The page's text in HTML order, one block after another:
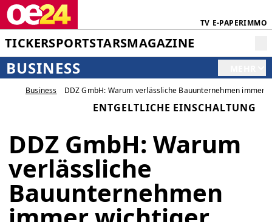
TV E-PAPERIMMO
TICKERSPORTSTARSMAGAZINE
BUSINESS
Business DDZ GmbH: Warum verlässliche Bauunternehmen immer
ENTGELTLICHE EINSCHALTUNG
DDZ GmbH: Warum
verlässliche
Bauunternehmen